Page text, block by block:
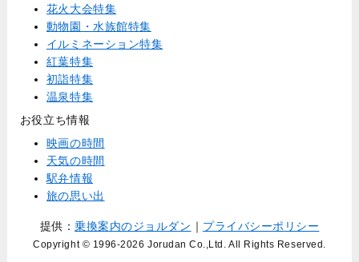
花火大会特集
動物園・水族館特集
イルミネーション特集
紅葉特集
初詣特集
温泉特集
お役立ち情報
映画の時間
天気の時間
駅弁情報
旅の思い出
提供：乗換案内のジョルダン ｜ プライバシーポリシー
Copyright © 1996-2026 Jorudan Co.,Ltd. All Rights Reserved.